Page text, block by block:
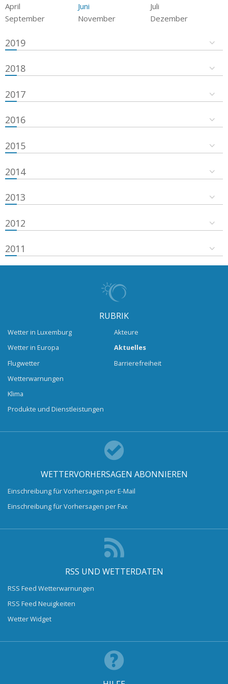
April
Juni
Juli
September
November Dezember
2019
2018
2017
2016
2015
2014
2013
2012
2011
RUBRIK
Wetter in Luxemburg
Wetter in Europa
Flugwetter
Wetterwarnungen
Klima
Produkte und Dienstleistungen
Akteure
Aktuelles
Barrierefreiheit
WETTERVORHERSAGEN ABONNIEREN
Einschreibung für Vorhersagen per E-Mail
Einschreibung für Vorhersagen per Fax
RSS UND WETTERDATEN
RSS Feed Wetterwarnungen
RSS Feed Neuigkeiten
Wetter Widget